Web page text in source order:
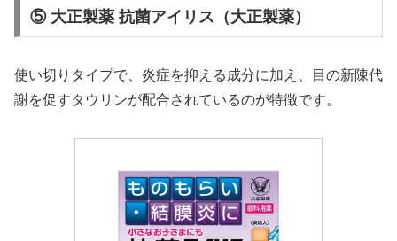
⑤ 大正製薬 抗菌アイリス（大正製薬）
使い切りタイプで、炎症を抑える成分に加え、目の新陳代
謝を促すタウリンが配合されているのが特徴です。